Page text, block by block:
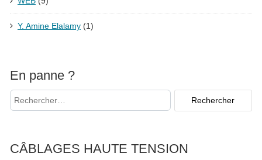
Y. Amine Elalamy (1)
En panne ?
CÂBLAGES HAUTE TENSION